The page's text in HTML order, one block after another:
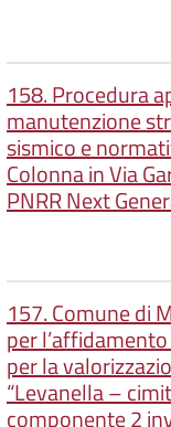
158. Procedura
manutenzione
sismico e
Colonna in Via
PNRR Next
157. Comune di
per
per la
“Levanella –
componente 2